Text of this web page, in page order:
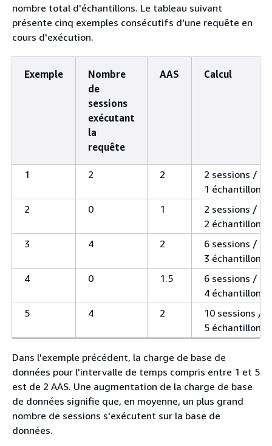
nombre total d'échantillons. Le tableau suivant
présente cinq exemples consécutifs d'une requête en
cours d'exécution.
Exemple
Nombre
de
sessions
exécutant
la
requête
AAS Calcul
1 2 2
2 sessions /
1 échantillon
2
0 1
2 sessions /
2 échantillons
3
4 2
6 sessions /
3 échantillons
4
0 1.5
6 sessions /
4 échantillons
5
4 2
10 sessions /
5 échantillons
Dans l'exemple précédent, la charge de base de
données pour l'intervalle de temps compris entre 1 et 5
est de 2 AAS. Une augmentation de la charge de base
de données signifie que, en moyenne, un plus grand
nombre de sessions s'exécutent sur la base de
données.